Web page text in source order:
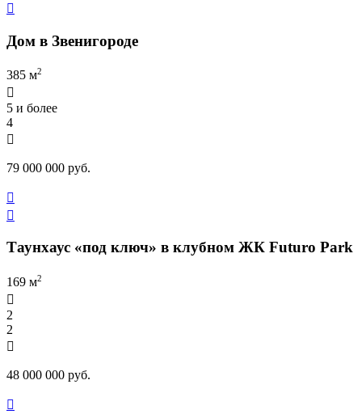

Дом в Звенигороде
385 м2

5 и более
4

79 000 000 руб.


Таунхаус «под ключ» в клубном ЖК Futuro Park
169 м2

2
2

48 000 000 руб.
